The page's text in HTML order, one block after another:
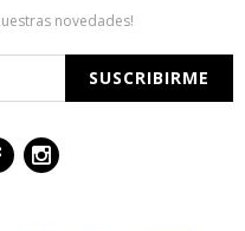
novedades!
SUSCRIBIRME
